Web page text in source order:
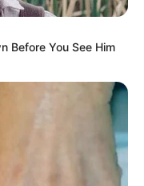
Before You See Him